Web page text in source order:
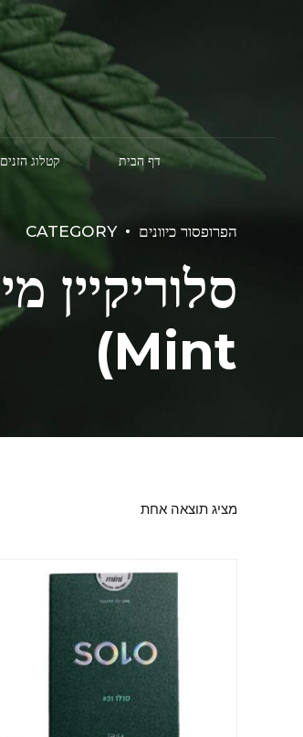
דף הבית קטלוג הזנים
הפרופסור כיוונים CATEGORY
Mint)
מציג תוצאה אחת